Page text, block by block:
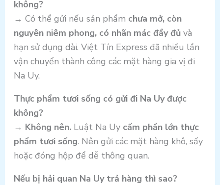
không?
→ Có thể gửi nếu sản phẩm chưa mở, còn
nguyên niêm phong, có nhãn mác đầy đủvà
hạn sử dụng dài. Việt Tín Express đã nhiều lần
vận chuyển thành công các mặt hàng gia vị đi
Na Uy.
Thực phẩm tươi sống có gửi đi Na Uy được
không?
→ Không nên.Luật Na Uy cấm phần lớn thực
phẩm tươi sống. Nên gửi các mặt hàng khô, sấy
hoặc đóng hộp để dễ thông quan.
Nếu bị hải quan Na Uy trả hàng thì sao?